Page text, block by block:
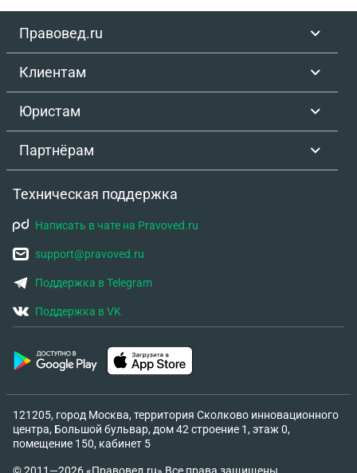
Правовед.ru
Клиентам
Юристам
Партнёрам
Техническая поддержка
Написать в чате на Pravoved.ru
support@pravoved.ru
Поддержка в Telegram
Поддержка в VK
121205, город Москва, территория Сколково инновационного
центра, Большой бульвар, дом 42 строение 1, этаж 0,
помещение 150, кабинет 5